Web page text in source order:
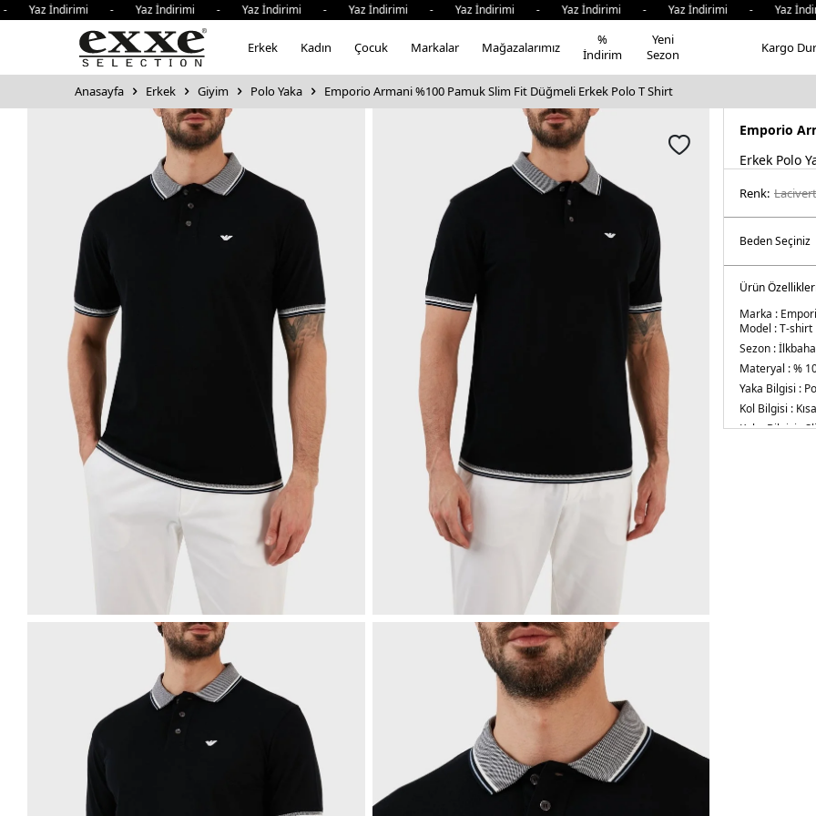
İndirimi - Yaz İndirimi - Yaz İndirimi - Yaz İndirimi - Yaz İndirimi - Yaz İndirimi - Yaz İndirimi - Yaz
Erkek Kadın Çocuk Markalar Mağazalarımız
%
İndirim
Yeni
Sezon
Kargo
Anasayfa Erkek Giyim Polo Yaka Emporio Armani %100 Pamuk Slim Fit Düğmeli Erkek Polo T Shirt
Emporio
Erkek Polo
Renk: laci̇vert
Ürün Özellikleri
Marka :
Model :T-shirt
Sezon :
Materyal :%
Yaka Bilgisi :
Kol Bilgisi :
Kalıp Bilgisi :